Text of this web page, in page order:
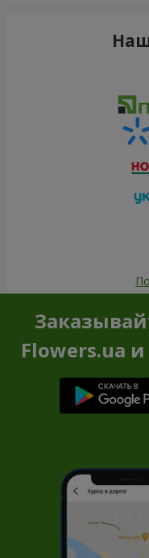
Flowers.ua